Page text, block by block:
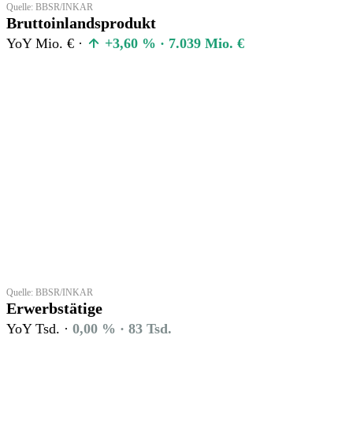
Quelle: BBSR/INKAR
Bruttoinlandsprodukt
YoY Mio. € · +3,60 % · 7.039 Mio. €
Quelle: BBSR/INKAR
Erwerbstätige
YoY Tsd. · 0,00 % · 83 Tsd.